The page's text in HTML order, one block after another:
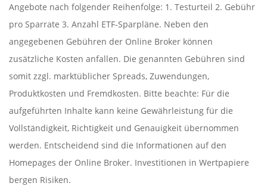
Angebote nach folgender Reihenfolge: 1. Testurteil 2. Gebühr
pro Sparrate 3. Anzahl ETF-Sparpläne. Neben den
angegebenen Gebühren der Online Broker können
zusätzliche Kosten anfallen. Die genannten Gebühren sind
somit zzgl. marktüblicher Spreads, Zuwendungen,
Produktkosten und Fremdkosten. Bitte beachte: Für die
aufgeführten Inhalte kann keine Gewährleistung für die
Vollständigkeit, Richtigkeit und Genauigkeit übernommen
werden. Entscheidend sind die Informationen auf den
Homepages der Online Broker. Investitionen in Wertpapiere
bergen Risiken.